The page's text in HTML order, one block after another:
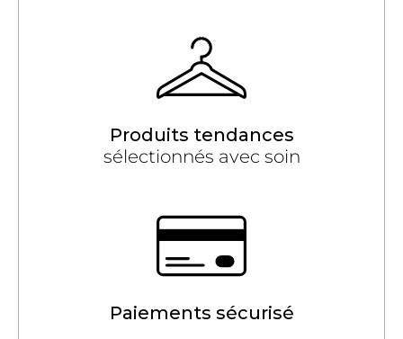
Produits tendances
sélectionnés avec soin
Paiements sécurisé